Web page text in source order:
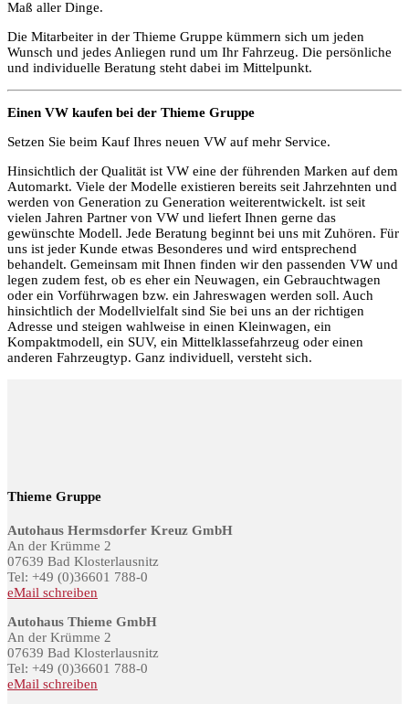
Maß aller Dinge.
Die Mitarbeiter in der Thieme Gruppe kümmern sich um jeden
Wunsch und jedes Anliegen rund um Ihr Fahrzeug. Die persönliche
und individuelle Beratung steht dabei im Mittelpunkt.
Einen VW kaufen bei der Thieme Gruppe
Setzen Sie beim Kauf Ihres neuen VW auf mehr Service.
Hinsichtlich der Qualität ist VW eine der führenden Marken auf dem
Automarkt. Viele der Modelle existieren bereits seit Jahrzehnten und
werden von Generation zu Generation weiterentwickelt. ist seit
vielen Jahren Partner von VW und liefert Ihnen gerne das
gewünschte Modell. Jede Beratung beginnt bei uns mit Zuhören. Für
uns ist jeder Kunde etwas Besonderes und wird entsprechend
behandelt. Gemeinsam mit Ihnen finden wir den passenden VW und
legen zudem fest, ob es eher ein Neuwagen, ein Gebrauchtwagen
oder ein Vorführwagen bzw. ein Jahreswagen werden soll. Auch
hinsichtlich der Modellvielfalt sind Sie bei uns an der richtigen
Adresse und steigen wahlweise in einen Kleinwagen, ein
Kompaktmodell, ein SUV, ein Mittelklassefahrzeug oder einen
anderen Fahrzeugtyp. Ganz individuell, versteht sich.
Thieme Gruppe
Autohaus Hermsdorfer Kreuz GmbH
An der Krümme 2
07639 Bad Klosterlausnitz
Tel: +49 (0)36601 788-0
eMail schreiben
Autohaus Thieme GmbH
An der Krümme 2
07639 Bad Klosterlausnitz
Tel: +49 (0)36601 788-0
eMail schreiben